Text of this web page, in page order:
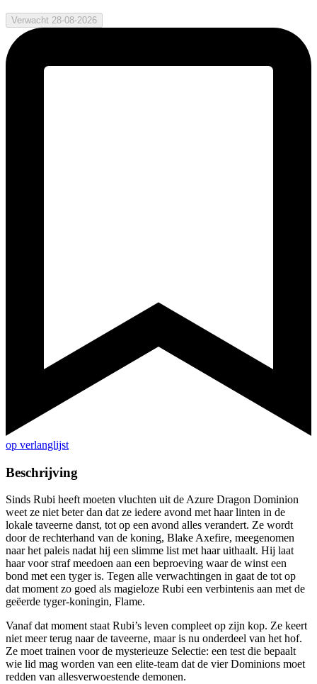
Verwacht 28-08-2026
op verlanglijst
Beschrijving
Sinds Rubi heeft moeten vluchten uit de Azure Dragon Dominion
weet ze niet beter dan dat ze iedere avond met haar linten in de
lokale taveerne danst, tot op een avond alles verandert. Ze wordt
door de rechterhand van de koning, Blake Axefire, meegenomen
naar het paleis nadat hij een slimme list met haar uithaalt. Hij laat
haar voor straf meedoen aan een beproeving waar de winst een
bond met een tyger is. Tegen alle verwachtingen in gaat de tot op
dat moment zo goed als magieloze Rubi een verbintenis aan met de
geëerde tyger-koningin, Flame.
Vanaf dat moment staat Rubi’s leven compleet op zijn kop. Ze keert
niet meer terug naar de taveerne, maar is nu onderdeel van het hof.
Ze moet trainen voor de mysterieuze Selectie: een test die bepaalt
wie lid mag worden van een elite-team dat de vier Dominions moet
redden van allesverwoestende demonen.